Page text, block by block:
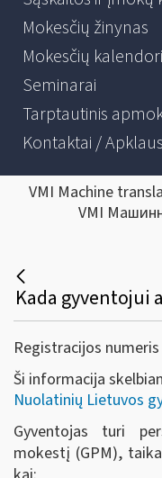
Mokesčių žinynas
Mokesčių
Seminarai
Tarptautinis
Kontaktai /
VMI Machine
VMI
Registracijos
Ši informacija
Nuolatinių Lietuvos
Gyventojas turi
mokestį (GPM),